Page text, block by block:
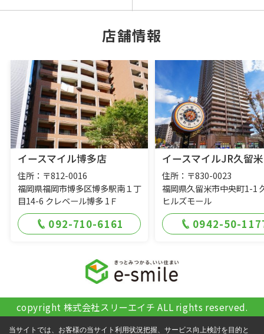
店舗情報
イースマイル博多店
住所：〒812-0016
福岡県福岡市博多区博多駅南１丁
目14-6 クレベール博多 1Ｆ
092-710-6161
イースマイルJR久留
住所：〒830-0023
福岡県久留米市中央町1-1
ヒルズモール
0942-50-
copyright 株式会社スリーエイチ ALL rights reserved.
当サイトでは、お客様の当サイト利用状況把握、サービス向上検討を目的と